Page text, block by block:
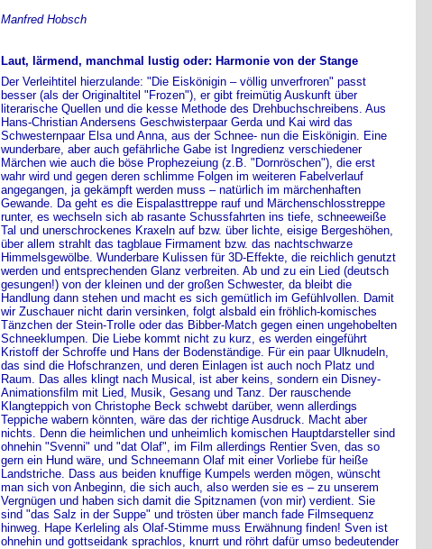
Manfred Hobsch
Laut, lärmend, manchmal lustig oder: Harmonie von der Stange
Der Verleihtitel hierzulande: "Die Eiskönigin – völlig unverfroren" passt
besser (als der Originaltitel "Frozen"), er gibt freimütig Auskunft über
literarische Quellen und die kesse Methode des Drehbuchschreibens. Aus
Hans-Christian Andersens Geschwisterpaar Gerda und Kai wird das
Schwesternpaar Elsa und Anna, aus der Schnee- nun die Eiskönigin. Eine
wunderbare, aber auch gefährliche Gabe ist Ingredienz verschiedener
Märchen wie auch die böse Prophezeiung (z.B. "Dornröschen"), die erst
wahr wird und gegen deren schlimme Folgen im weiteren Fabelverlauf
angegangen, ja gekämpft werden muss – natürlich im märchenhaften
Gewande. Da geht es die Eispalasttreppe rauf und Märchenschlosstreppe
runter, es wechseln sich ab rasante Schussfahrten ins tiefe, schneeweiße
Tal und unerschrockenes Kraxeln auf bzw. über lichte, eisige Bergeshöhen,
über allem strahlt das tagblaue Firmament bzw. das nachtschwarze
Himmelsgewölbe. Wunderbare Kulissen für 3D-Effekte, die reichlich genutzt
werden und entsprechenden Glanz verbreiten. Ab und zu ein Lied (deutsch
gesungen!) von der kleinen und der großen Schwester, da bleibt die
Handlung dann stehen und macht es sich gemütlich im Gefühlvollen. Damit
wir Zuschauer nicht darin versinken, folgt alsbald ein fröhlich-komisches
Tänzchen der Stein-Trolle oder das Bibber-Match gegen einen ungehobelten
Schneeklumpen. Die Liebe kommt nicht zu kurz, es werden eingeführt
Kristoff der Schroffe und Hans der Bodenständige. Für ein paar Ulknudeln,
das sind die Hofschranzen, und deren Einlagen ist auch noch Platz und
Raum. Das alles klingt nach Musical, ist aber keins, sondern ein Disney-
Animationsfilm mit Lied, Musik, Gesang und Tanz. Der rauschende
Klangteppich von Christophe Beck schwebt darüber, wenn allerdings
Teppiche wabern könnten, wäre das der richtige Ausdruck. Macht aber
nichts. Denn die heimlichen und unheimlich komischen Hauptdarsteller sind
ohnehin "Svenni" und "dat Olaf", im Film allerdings Rentier Sven, das so
gern ein Hund wäre, und Schneemann Olaf mit einer Vorliebe für heiße
Landstriche. Dass aus beiden knuffige Kumpels werden mögen, wünscht
man sich von Anbeginn, die sich auch, also werden sie es – zu unserem
Vergnügen und haben sich damit die Spitznamen (von mir) verdient. Sie
sind "das Salz in der Suppe" und trösten über manch fade Filmsequenz
hinweg. Hape Kerleling als Olaf-Stimme muss Erwähnung finden! Sven ist
ohnehin und gottseidank sprachlos, knurrt und röhrt dafür umso bedeutender